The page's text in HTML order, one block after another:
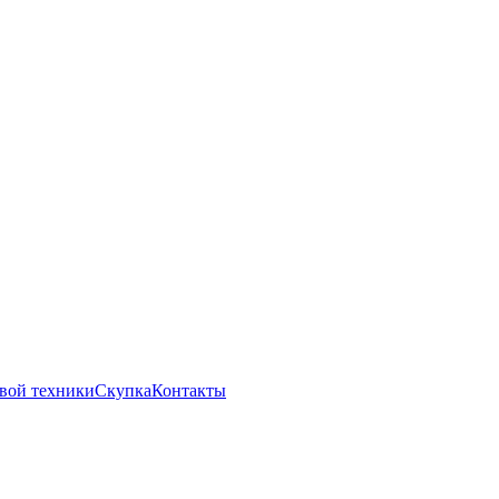
техникиСкупкаКонтакты